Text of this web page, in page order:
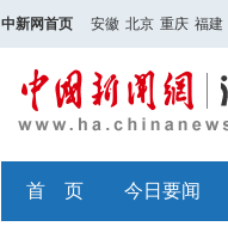
中新网首页 安徽 北京 重庆 福建
首 页 今日要闻